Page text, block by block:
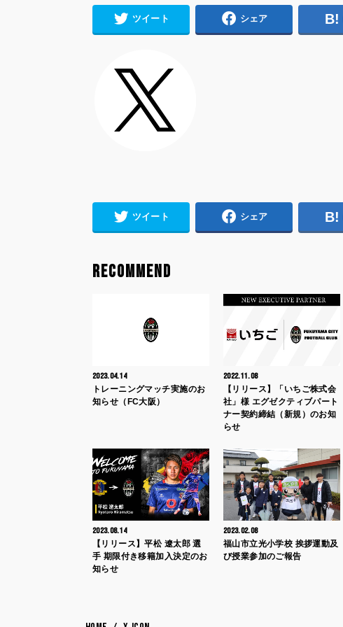
ツイート シェア
ツイート シェア
RECOMMEND
2023.04.14
トレーニングマッチ実施のお
知らせ（FC大阪）
2022.11.08
【リリース】「いちご株式会
社」様 エグゼクティブパート
ナー契約締結（新規）のお知
らせ
2023.08.14
【リリース】平松 遼太郎 選
手 期限付き移籍加入決定のお
知らせ
2023.02.08
福山市立光小学校 挨拶運動及
び授業参加のご報告